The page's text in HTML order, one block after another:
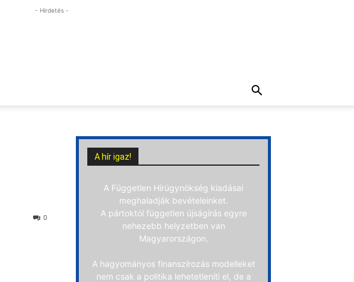
- Hirdetés -
0
A hír igaz!
A Független Hírügynökség kiadásai
meghaladják bevételeinket.
A pártoktól független újságírás egyre
nehezebb helyzetben van
Magyarországon.
A hagyományos finanszírozás modelleket
nem csak a politika lehetetleníti el, de a